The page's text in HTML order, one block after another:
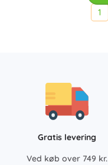
1
Gratis levering
Ved køb over 749 kr.